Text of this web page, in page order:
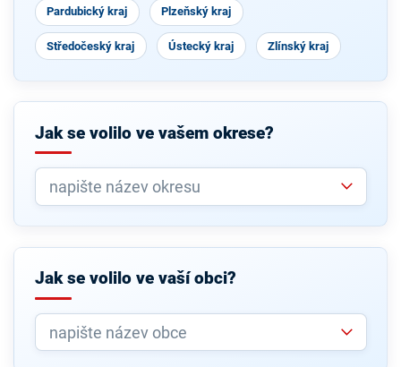
Pardubický kraj Plzeňský kraj
Středočeský kraj Ústecký kraj Zlínský kraj
Jak se volilo ve vašem okrese?
Jak se volilo ve vaší obci?